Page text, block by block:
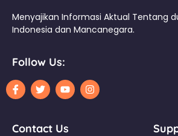
Menyajikan Informasi Aktual Tentang
Indonesia dan Mancanegara.
Follow Us:
Contact Us